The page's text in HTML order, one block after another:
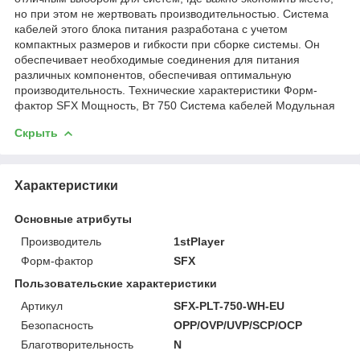
но при этом не жертвовать производительностью. Система
кабелей этого блока питания разработана с учетом
компактных размеров и гибкости при сборке системы. Он
обеспечивает необходимые соединения для питания
различных компонентов, обеспечивая оптимальную
производительность. Технические характеристики Форм-
фактор SFX Мощность, Вт 750 Система кабелей Модульная
Скрыть
Характеристики
Основные атрибуты
Производитель
1stPlayer
Форм-фактор
SFX
Пользовательские характеристики
Артикул
SFX-PLT-750-WH-EU
Безопасность
OPP/OVP/UVP/SCP/OCP
Благотворительность
N